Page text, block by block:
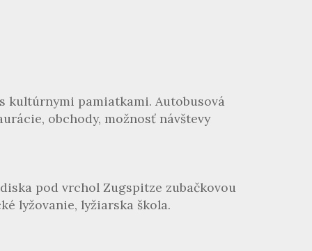
kultúrnymi pamiatkami. Autobusová
obchody, možnosť návštevy
pod vrchol Zugspitze zubačkovou
lyžovanie, lyžiarska škola.